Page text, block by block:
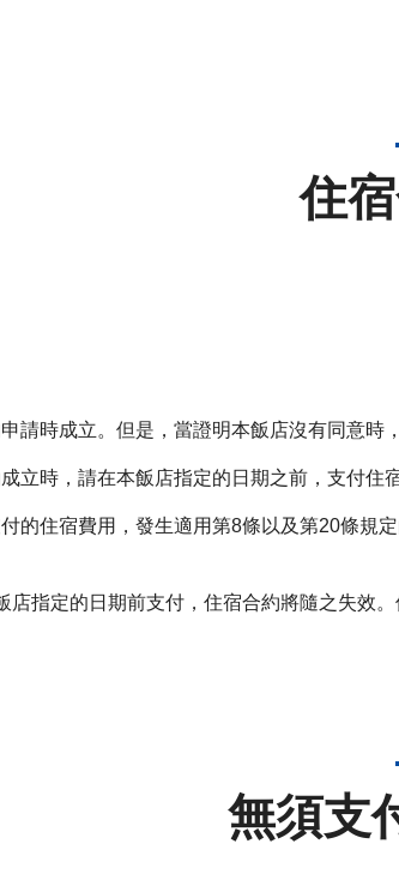
住
請時成立。但是，當證明本飯店沒有同意時
立時，請在本飯店指定的日期之前，支付
的住宿費用，發生適用第8條以及第20條規
店指定的日期前支付，住宿合約將隨之失效
無須支